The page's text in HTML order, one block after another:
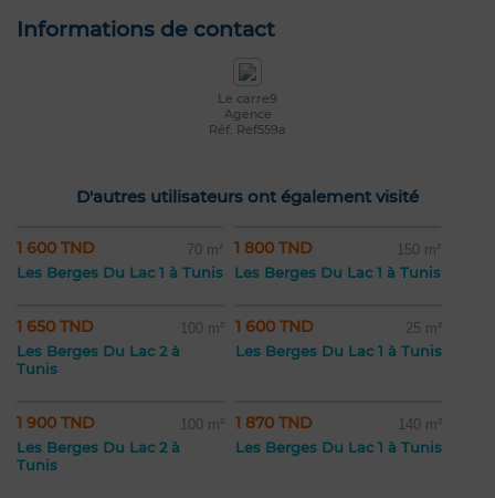
Informations de contact
Le carre9
Agence
Réf: Ref559a
D'autres utilisateurs ont également visité
1 600 TND 70 m²
Les Berges Du Lac 1 à Tunis
1 800 TND 150 m²
Les Berges Du Lac 1 à Tunis
1 650 TND 100 m²
Les Berges Du Lac 2 à
Tunis
1 600 TND 25 m²
Les Berges Du Lac 1 à Tunis
1 900 TND 100 m²
Les Berges Du Lac 2 à
Tunis
1 870 TND 140 m²
Les Berges Du Lac 1 à Tunis